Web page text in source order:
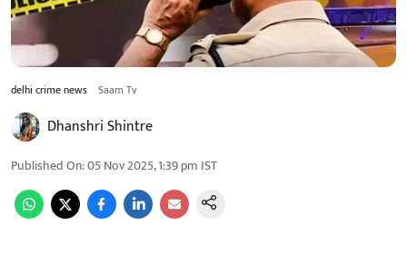
delhi crime news Saam Tv
Dhanshri Shintre
Published On:05 Nov 2025, 1:39 pm IST